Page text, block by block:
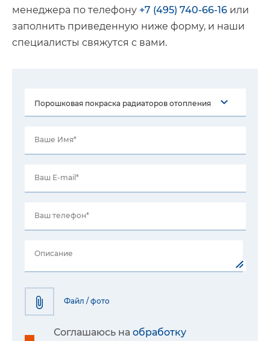
менеджера по телефону +7 (495) 740-66-16 или
заполнить приведенную ниже форму, и наши
специалисты свяжутся с вами.
Ваше Имя*
Ваш E-mail*
Ваш телефон*
Описание
Файл / фото
Соглашаюсь на обработку